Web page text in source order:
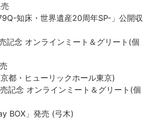
知床・世界遺産20周年SP-」公開収
念 オンラインミート＆グリート(個
都・ヒューリックホール東京)
念 オンラインミート＆グリート(個
BOX」発売 (弓木)